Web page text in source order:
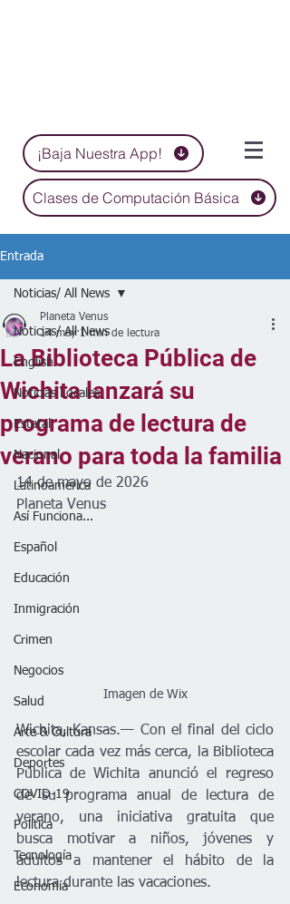
¡Baja Nuestra App!
Clases de Computación Básica
Entrada
Noticias/ All News
English
Noticias Locales
Estatal
Nacional
Latinoamérica
Así Funciona...
Español
Educación
Inmigración
Crimen
Negocios
Salud
Arte & Cultura
Deportes
COVID-19
Política
Tecnología
Economía
Noticias/ All News
La Biblioteca Pública de
Wichita lanzará su
programa de lectura de
verano para toda la familia
Planeta Venus
14 may 1 min de lectura
14 de mayo de 2026
Planeta Venus
Imagen de Wix
Wichita, Kansas.— Con el final del ciclo
escolar cada vez más cerca, la Biblioteca
Pública de Wichita anunció el regreso
de su programa anual de lectura de
verano, una iniciativa gratuita que
busca motivar a niños, jóvenes y
adultos a mantener el hábito de la
lectura durante las vacaciones.